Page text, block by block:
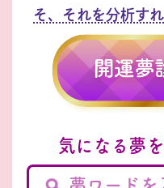
そ、それを分析す
気になる夢